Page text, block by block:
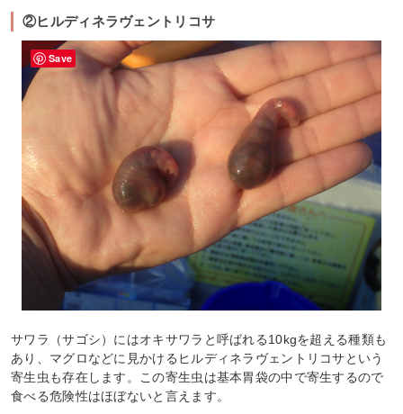
②ヒルディネラヴェントリコサ
サワラ（サゴシ）にはオキサワラと呼ばれる10kgを超える種類も
あり、マグロなどに見かけるヒルディネラヴェントリコサという
寄生虫も存在します。この寄生虫は基本胃袋の中で寄生するので
食べる危険性はほぼないと言えます。
Save